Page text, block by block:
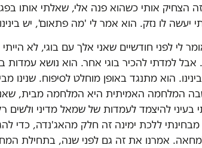
הצחיק אותי כשהוא פנה אלי, שאלתי אותו
יעשה לו נזק. הוא אמר לי 'מה פתאום', יש
לי לפני חודשיים שאני אלך עם בוגי, לא
אבל למדתי להכיר בוגי אחר. הוא נושא עמדות
הוא מתנגד באופן מוחלט לסיפוח. שנינו
המלחמה האמיתית היא המלחמה מבית,
בעיני להיצמד לעמדות של שמאל מדיני ולשים
ללכת ימינה זה חלק מהאג'נדה, כדי
אמרנו את זה גם לפני שנה, בתחילת